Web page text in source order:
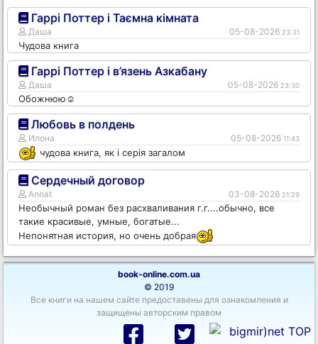
Гаррі Поттер і Таємна кімната
Даша 05-08-2026 23:31
Чудова книга
Гаррі Поттер і в’язень Азкабану
Даша 05-08-2026 23:30
Обожнюю☺️
Любовь в полдень
Илона 05-08-2026 11:43
чудова книга, як і серія загалом
Сердечный договор
Annat 03-08-2026 21:29
Необычный роман без расхваливания г.г....обычно, все
такие красивые, умные, богатые...
Непонятная история, но очень добрая
book-online.com.ua
© 2019
Все книги на нашем сайте предоставены для ознакомления и
защищены авторским правом